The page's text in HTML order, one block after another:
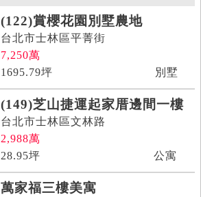
(122)賞櫻花園別墅農地
台北市士林區平菁街
7,250萬
1695.79坪 別墅
(149)芝山捷運起家厝邊間一樓
台北市士林區文林路
2,988萬
28.95坪 公寓
萬家福三樓美寓